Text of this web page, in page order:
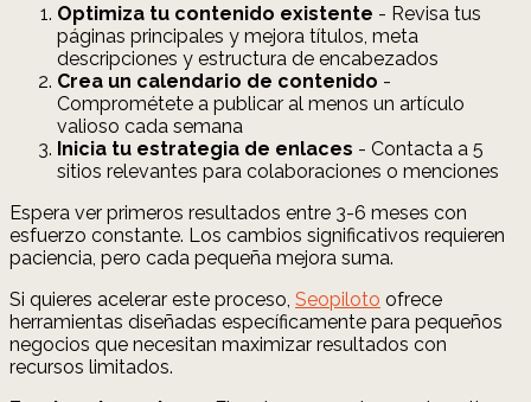
Optimiza tu contenido existente - Revisa tus
páginas principales y mejora títulos, meta
descripciones y estructura de encabezados
Crea un calendario de contenido -
Comprométete a publicar al menos un artículo
valioso cada semana
Inicia tu estrategia de enlaces - Contacta a 5
sitios relevantes para colaboraciones o menciones
Espera ver primeros resultados entre 3-6 meses con
esfuerzo constante. Los cambios significativos requieren
paciencia, pero cada pequeña mejora suma.
Si quieres acelerar este proceso, Seopiloto ofrece
herramientas diseñadas específicamente para pequeños
negocios que necesitan maximizar resultados con
recursos limitados.